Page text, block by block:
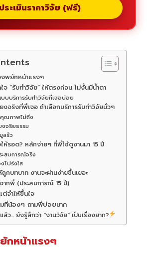
ประเมินราคาวิจัย (ฟรี)
พยักหน้าแรงๆ
ใจ “รับทำวิจัย” ให้ตรงก่อน ไม่งั้นมีน้ำตา
บบริการรับทำวิจัยที่เจอบ่อย
งจริงที่พี่เจอ ถ้าเลือกบริการรับทำวิจัยมั่วๆ
ณภาพไม่ถึง
งจริยธรรม
ลรั่ว
ให้รอด? หลักง่ายๆ ที่พี่ใช้ดูงานมา 15 ปี
สบการณ์จริง
โปร่งใส
ถูกบทบาท งานจะผ่านง่ายขึ้นเยอะ
ากพี่ (ประสบการณ์ 15 ปี)
จำให้ขึ้นใจ
ที่น้องๆ ถามพี่บ่อยมาก
ล้ว... ยังรู้สึกว่า "งานวิจัย" เป็นเรื่องยาก?
กหน้าแรงๆ